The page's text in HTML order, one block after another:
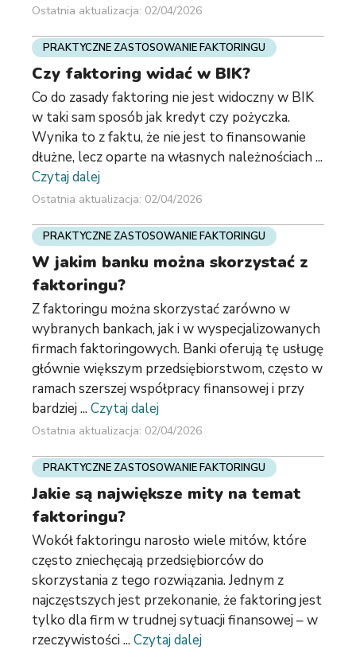
Ostatnia aktualizacja: 02/04/2026
PRAKTYCZNE ZASTOSOWANIE FAKTORINGU
Czy faktoring widać w BIK?
Co do zasady faktoring nie jest widoczny w BIK
w taki sam sposób jak kredyt czy pożyczka.
Wynika to z faktu, że nie jest to finansowanie
dłużne, lecz oparte na własnych należnościach ...
Czytaj dalej
Ostatnia aktualizacja: 02/04/2026
PRAKTYCZNE ZASTOSOWANIE FAKTORINGU
W jakim banku można skorzystać z
faktoringu?
Z faktoringu można skorzystać zarówno w
wybranych bankach, jak i w wyspecjalizowanych
firmach faktoringowych. Banki oferują tę usługę
głównie większym przedsiębiorstwom, często w
ramach szerszej współpracy finansowej i przy
bardziej ...Czytaj dalej
Ostatnia aktualizacja: 02/04/2026
PRAKTYCZNE ZASTOSOWANIE FAKTORINGU
Jakie są największe mity na temat
faktoringu?
Wokół faktoringu narosło wiele mitów, które
często zniechęcają przedsiębiorców do
skorzystania z tego rozwiązania. Jednym z
najczęstszych jest przekonanie, że faktoring jest
tylko dla firm w trudnej sytuacji finansowej – w
rzeczywistości ...Czytaj dalej